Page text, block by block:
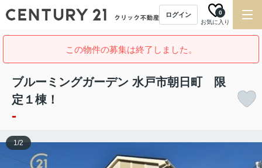
ログイン
お気に入り
0
この物件の募集は終了しました。
ブルーミングガーデン 水戸市朝日町 限
定１棟！
-
1/2